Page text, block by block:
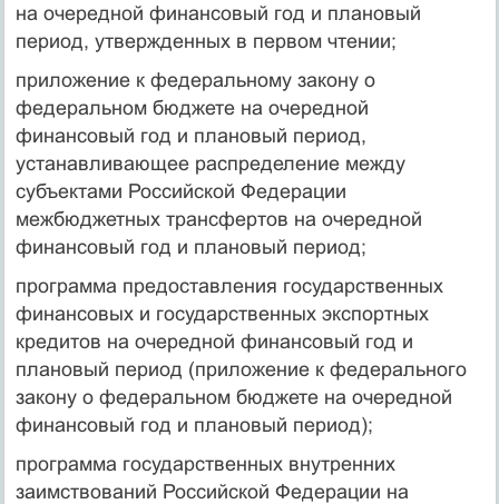
на очередной финансовый год и плановый
период, утвержденных в первом чтении;
приложение к федеральному закону о
федеральном бюджете на очередной
финансовый год и плановый период,
устанавливающее распределение между
субъектами Российской Федерации
межбюджетных трансфертов на очередной
финансовый год и плановый период;
программа предоставления государственных
финансовых и государственных экспортных
кредитов на очередной финансовый год и
плановый период (приложение к федерального
закону о федеральном бюджете на очередной
финансовый год и плановый период);
программа государственных внутренних
заимствований Российской Федерации на